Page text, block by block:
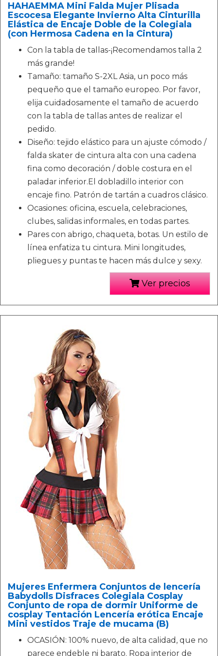
HAHAEMMA Mini Falda Mujer Plisada
Escocesa Elegante Invierno Alta Cinturilla
Elástica de Encaje Doble de la Colegiala
(con Hermosa Cadena en la Cintura)
Con la tabla de tallas-¡Recomendamos talla 2
más grande!
Tamaño: tamaño S-2XL Asia, un poco más
pequeño que el tamaño europeo. Por favor,
elija cuidadosamente el tamaño de acuerdo
con la tabla de tallas antes de realizar el
pedido.
Diseño: tejido elástico para un ajuste cómodo /
falda skater de cintura alta con una cadena
fina como decoración / doble costura en el
paladar inferior.El dobladillo interior con
encaje fino. Patrón de tartán a cuadros clásico.
Ocasiones: oficina, escuela, celebraciones,
clubes, salidas informales, en todas partes.
Pares con abrigo, chaqueta, botas. Un estilo de
línea enfatiza tu cintura. Mini longitudes,
pliegues y puntas te hacen más dulce y sexy.
Ver precios
Mujeres Enfermera Conjuntos de lencería
Babydolls Disfraces Colegiala Cosplay
Conjunto de ropa de dormir Uniforme de
cosplay Tentación Lencería erótica Encaje
Mini vestidos Traje de mucama (B)
OCASIÓN: 100% nuevo, de alta calidad, que no
parece endeble ni barato. Ropa interior de